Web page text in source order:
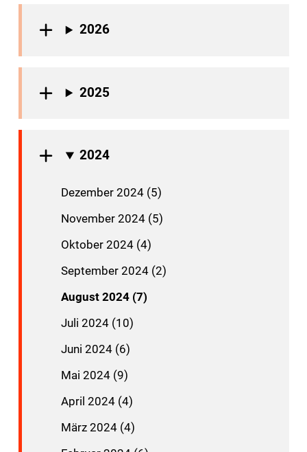
2026
2025
2024
Dezember 2024 (5)
November 2024 (5)
Oktober 2024 (4)
September 2024 (2)
August 2024 (7)
Juli 2024 (10)
Juni 2024 (6)
Mai 2024 (9)
April 2024 (4)
März 2024 (4)